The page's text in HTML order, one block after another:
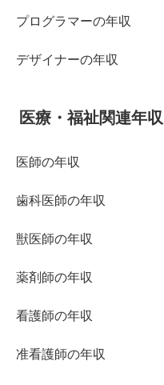
プログラマーの年収
デザイナーの年収
医療・福祉関連年収
医師の年収
歯科医師の年収
獣医師の年収
薬剤師の年収
看護師の年収
准看護師の年収